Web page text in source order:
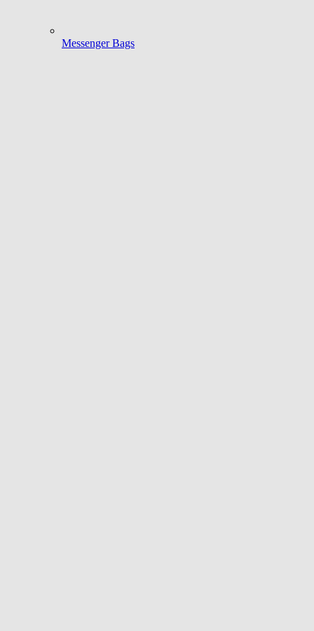
Messenger Bags